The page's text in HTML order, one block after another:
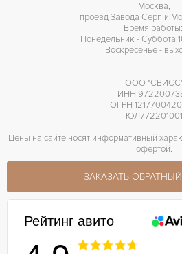
Москва,
проезд Завода Серп и
Время работы:
Понедельник - Суббота
Воскресенье -
ООО
ИНН
ОГРН
ЮЛ772201001
Цены на сайте носят информативный
офертой.
ЗАКАЗАТЬ
Рейтинг авито